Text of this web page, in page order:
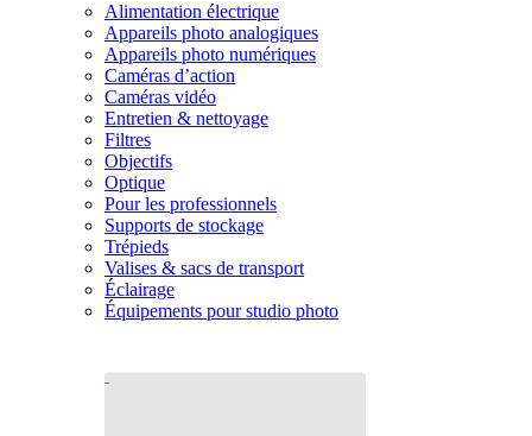
Alimentation électrique
Appareils photo analogiques
Appareils photo numériques
Caméras d’action
Caméras vidéo
Entretien & nettoyage
Filtres
Objectifs
Optique
Pour les professionnels
Supports de stockage
Trépieds
Valises & sacs de transport
Éclairage
Équipements pour studio photo